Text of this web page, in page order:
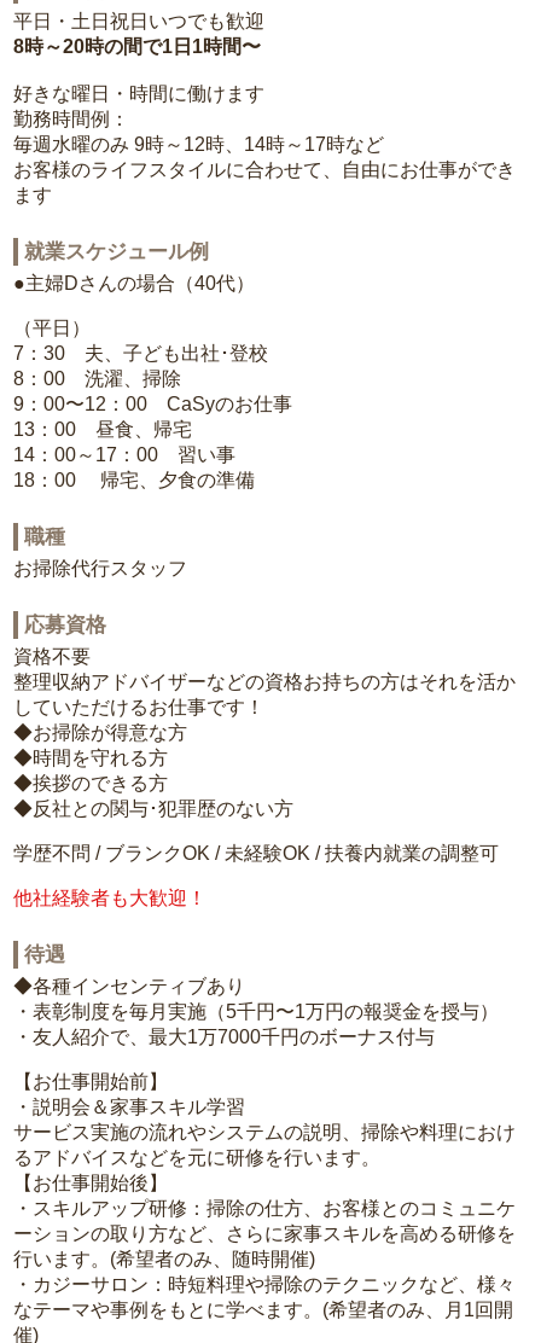
平日・土日祝日いつでも歓迎
8時～20時の間で1日1時間〜
好きな曜日・時間に働けます
勤務時間例：
毎週水曜のみ 9時～12時、14時～17時など
お客様のライフスタイルに合わせて、自由にお仕事ができ
ます
就業スケジュール例
●主婦Dさんの場合（40代）
（平日）
7：30 夫、子ども出社･登校
8：00 洗濯、掃除
9：00〜12：00 CaSyのお仕事
13：00 昼食、帰宅
14：00～17：00 習い事
18：00 帰宅、夕食の準備
職種
お掃除代行スタッフ
応募資格
資格不要
整理収納アドバイザーなどの資格お持ちの方はそれを活か
していただけるお仕事です！
◆お掃除が得意な方
◆時間を守れる方
◆挨拶のできる方
◆反社との関与･犯罪歴のない方
学歴不問 / ブランクOK / 未経験OK / 扶養内就業の調整可
他社経験者も大歓迎！
待遇
◆各種インセンティブあり
・表彰制度を毎月実施（5千円〜1万円の報奨金を授与）
・友人紹介で、最大1万7000千円のボーナス付与
【お仕事開始前】
・説明会＆家事スキル学習
サービス実施の流れやシステムの説明、掃除や料理におけ
るアドバイスなどを元に研修を行います。
【お仕事開始後】
・スキルアップ研修：掃除の仕方、お客様とのコミュニケ
ーションの取り方など、さらに家事スキルを高める研修を
行います。(希望者のみ、随時開催)
・カジーサロン：時短料理や掃除のテクニックなど、様々
なテーマや事例をもとに学べます。(希望者のみ、月1回開
催)